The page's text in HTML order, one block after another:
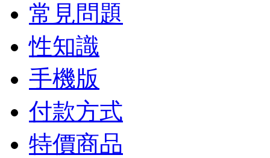
常見問題
性知識
手機版
付款方式
特價商品